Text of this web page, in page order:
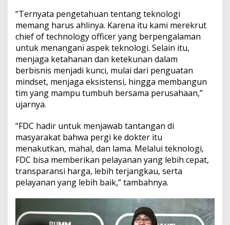
“Ternyata pengetahuan tentang teknologi
memang harus ahlinya. Karena itu kami merekrut
chief of technology officer yang berpengalaman
untuk menangani aspek teknologi. Selain itu,
menjaga ketahanan dan ketekunan dalam
berbisnis menjadi kunci, mulai dari penguatan
mindset, menjaga eksistensi, hingga membangun
tim yang mampu tumbuh bersama perusahaan,”
ujarnya.
“FDC hadir untuk menjawab tantangan di
masyarakat bahwa pergi ke dokter itu
menakutkan, mahal, dan lama. Melalui teknologi,
FDC bisa memberikan pelayanan yang lebih cepat,
transparansi harga, lebih terjangkau, serta
pelayanan yang lebih baik,” tambahnya.